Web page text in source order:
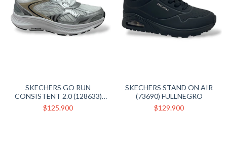
SKECHERS GO RUN
CONSISTENT 2.0 (128633)
BLANCO DORADO PLATA
$125.900
SKECHERS STAND ON AIR
(73690) FULLNEGRO
$129.900